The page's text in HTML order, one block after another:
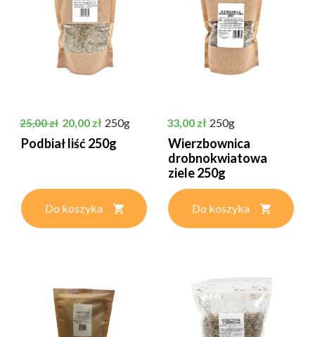
Cena podstawowa
25,00 zł Cena
20,00 zł 250g
Podbiał liść 250g
Do koszyka
Cena
33,00 zł 250g
Wierzbownica
drobnokwiatowa
ziele 250g
Do koszyka